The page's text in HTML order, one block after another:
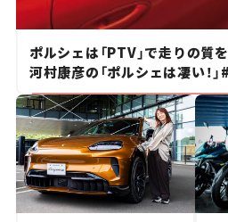
ポルシェは「PTV」で走りの質
河村康彦の「ポルシェは凄い！